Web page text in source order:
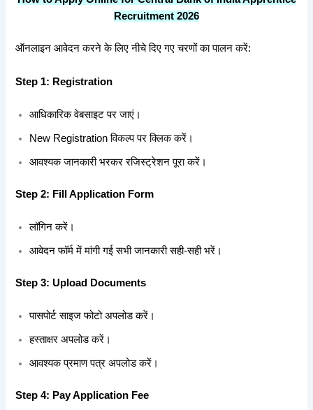
Recruitment 2026
ऑनलाइन आवेदन करने के लिए नीचे दिए गए चरणों का पालन करें:
Step 1: Registration
आधिकारिक वेबसाइट पर जाएं।
New Registration विकल्प पर क्लिक करें।
आवश्यक जानकारी भरकर रजिस्ट्रेशन पूरा करें।
Step 2: Fill Application Form
लॉगिन करें।
आवेदन फॉर्म में मांगी गई सभी जानकारी सही-सही भरें।
Step 3: Upload Documents
पासपोर्ट साइज फोटो अपलोड करें।
हस्ताक्षर अपलोड करें।
आवश्यक प्रमाण पत्र अपलोड करें।
Step 4: Pay Application Fee